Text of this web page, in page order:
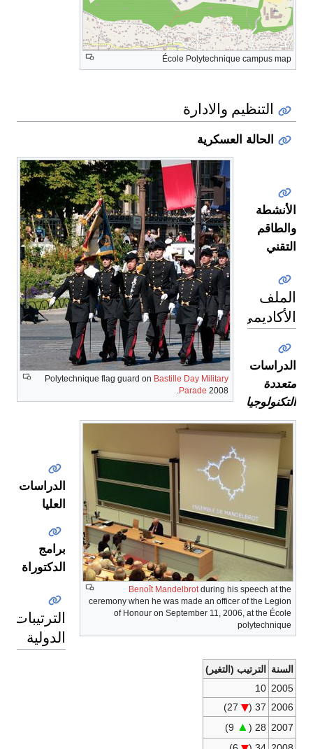
École Polytechnique campus map
التنظيم والادارة
الحالة العسكرية
Polytechnique flag guard on Bastille Day Military
Parade 2008.
الأنشطة
والطاقم
التقني
الملف
الأكاديمي
Benoît Mandelbrot during his speech at the
ceremony when he was made an officer of the Legion
of Honour on September 11, 2006, at the École
polytechnique
الدراسات
متعددة
التكنولوجيات
الدراسات
العليا
برامج
الدكتوراة
الترتيبات
الدولية
السنة
الترتيب (التغير)
2005
10
2006
37 (
27)
2007
28 (
▲